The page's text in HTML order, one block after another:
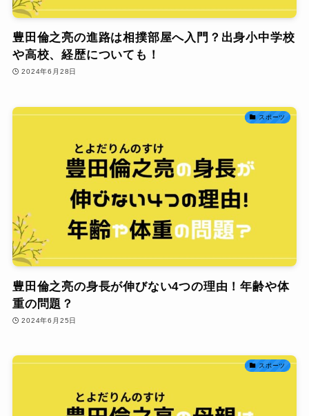
豊田倫之亮の進路は相撲部屋へ入門？出身小中学校
や高校、経歴についても！
2024年6月28日
スポーツ
豊田倫之亮の身長が伸びない4つの理由！年齢や体
重の問題？
2024年6月25日
スポーツ